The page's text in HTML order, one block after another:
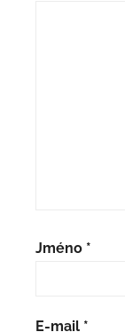
Jméno *
E-mail *